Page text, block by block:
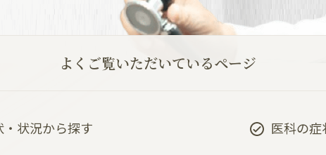
よくご覧いただいているページ
状況から探す 医科の症